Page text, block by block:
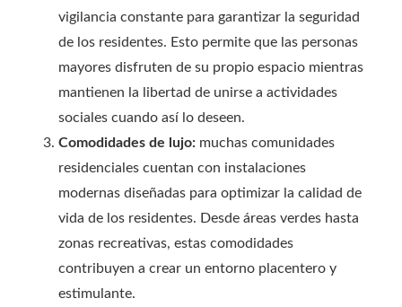
vigilancia constante para garantizar la seguridad
de los residentes. Esto permite que las personas
mayores disfruten de su propio espacio mientras
mantienen la libertad de unirse a actividades
sociales cuando así lo deseen.
Comodidades de lujo: muchas comunidades
residenciales cuentan con instalaciones
modernas diseñadas para optimizar la calidad de
vida de los residentes. Desde áreas verdes hasta
zonas recreativas, estas comodidades
contribuyen a crear un entorno placentero y
estimulante.